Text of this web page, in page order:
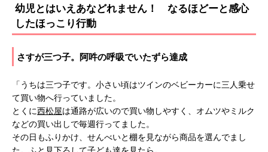
幼児とはいえあなどれません！ なるほどーと感心
したほっこり行動
さすが三つ子。阿吽の呼吸でいたずら達成
「うちは三つ子です。小さい頃はツインのベビーカーに三人乗せ
て買い物へ行っていました。
とくに西松屋は通路が広いので買い物しやすく、オムツやミルク
などの買い出しで毎週行ってました。
その日もふりかけ、せんべいと棚を見ながら商品を選んでまし
た。ふと見下ろして子ども達を見たら。